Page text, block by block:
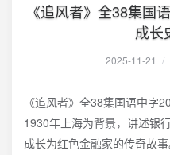
《追风者》全38集国
成长
2025-11-21 /
《追风者》全38集国语中字
1930年上海为背景，讲述银
成长为红色金融家的传奇故